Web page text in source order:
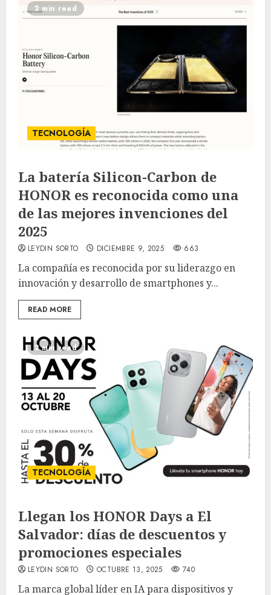
2 min read
TECNOLOGÍA
La batería Silicon-Carbon de
HONOR es reconocida como una
de las mejores invenciones del
2025
LEYDIN SORTO DICIEMBRE 9, 2025 663
La compañía es reconocida por su liderazgo en
innovación y desarrollo de smartphones y...
READ MORE
2 min read
TECNOLOGÍA
Llegan los HONOR Days a El
Salvador: días de descuentos y
promociones especiales
LEYDIN SORTO OCTUBRE 13, 2025 740
La marca global líder en IA para dispositivos y